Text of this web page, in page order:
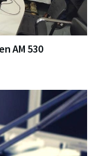
AM 530